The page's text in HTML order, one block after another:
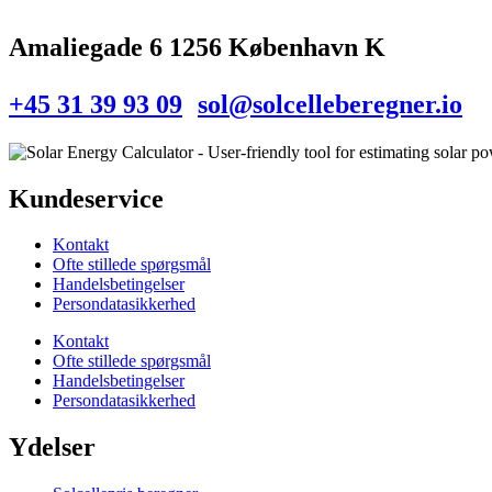
Amaliegade 6 1256 København K
+45 31 39 93 09 sol@solcelleberegner.io
Kundeservice
Kontakt
Ofte stillede spørgsmål
Handelsbetingelser
Persondatasikkerhed
Kontakt
Ofte stillede spørgsmål
Handelsbetingelser
Persondatasikkerhed
Ydelser